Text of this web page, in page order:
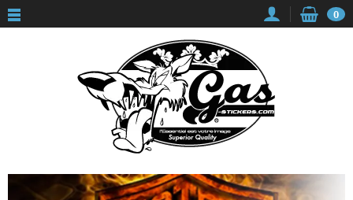
0
Panneau de gestion des cookies